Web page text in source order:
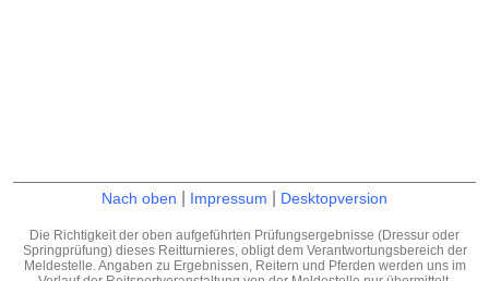
Nach oben Impressum Desktopversion
Die Richtigkeit der oben aufgeführten Prüfungsergebnisse (Dressur oder
Springprüfung) dieses Reitturnieres, obligt dem Verantwortungsbereich der
Meldestelle. Angaben zu Ergebnissen, Reitern und Pferden werden uns im